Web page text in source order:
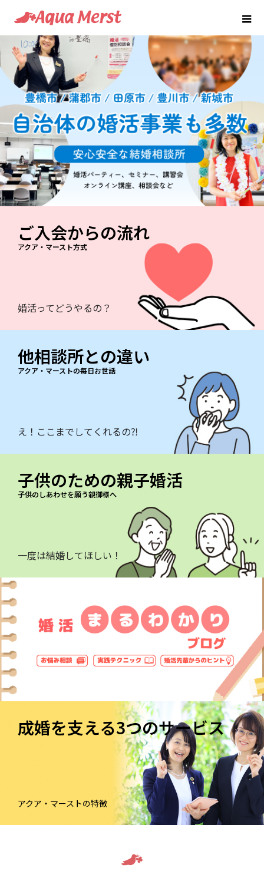
ご入会からの流れ
アクア・マースト方式
婚活ってどうやるの？
他相談所との違い
アクア・マーストの毎日お世話
え！ここまでしてくれるの⁈
子供のための親子婚活
子供のしあわせを願う親御様へ
一度は結婚してほしい！
成婚を支える3つのサービス
アクア・マーストの特徴